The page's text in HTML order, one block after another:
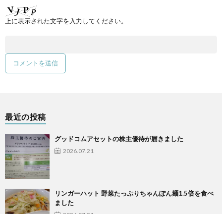
上に表示された文字を入力してください。
最近の投稿
グッドコムアセットの株主優待が届きました
2026.07.21
リンガーハット 野菜たっぷりちゃんぽん麺1.5倍を食べ
ました